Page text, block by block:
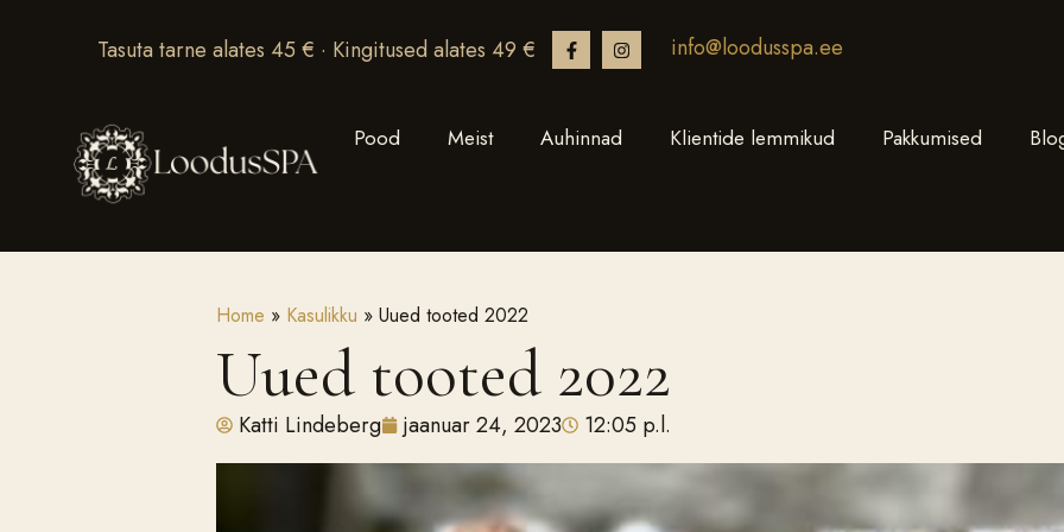
Tasuta tarne alates 45 € · Kingitused alates 49 € info@loodusspa.ee
Pood Meist Auhinnad Klientide lemmikud Pakkumised
Home » Kasulikku » Uued tooted 2022
Uued tooted 2022
Katti Lindeberg jaanuar 24, 2023 12:05 p.l.